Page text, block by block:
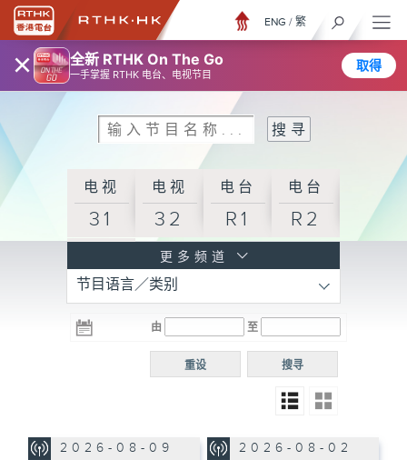
× 全新 RTHK On The Go
一手掌握 RTHK 电台、电视节目
取得
ENG / 繁
电视
31
电视
32
电台
R1
电台
R2
R3
电台 电台
R5
电台
普通
更多频道
节目语言／类别
由 至
搜寻
重设
2026-08-09 2026-08-02